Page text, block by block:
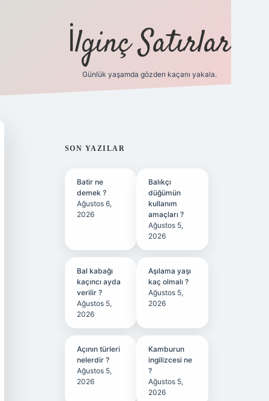
İlginç Satırlar
Günlük yaşamda gözden kaçanı yakala.
SIDEBAR
SON YAZILAR
Batir ne
demek ?
Ağustos 6,
2026
Balıkçı
düğümün
kullanım
amaçları ?
Ağustos 5,
2026
Bal kabağı
kaçıncı ayda
verilir ?
Ağustos 5,
2026
Aşılama yaşı
kaç olmalı ?
Ağustos 5,
2026
Açının türleri
nelerdir ?
Ağustos 5,
2026
Kamburun
ingilizcesi ne
?
Ağustos 5,
2026